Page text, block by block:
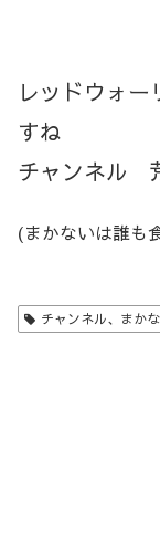
レッドウォ ー
すね
チャンネル
(まかないは誰も
チャンネル、まか